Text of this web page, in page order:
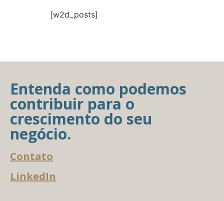
[w2d_posts]
Entenda como podemos
contribuir para o
crescimento do seu
negócio.
Contato
LinkedIn